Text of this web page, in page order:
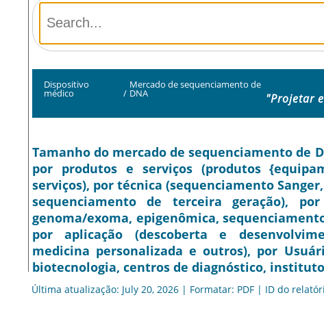
Dispositivo
médico /
Mercado de sequenciamento de
DNA "Projetar
Tamanho do mercado de sequenciamento de
por produtos e serviços (produtos
serviços), por técnica (sequenciamento
sequenciamento de terceira geração),
genoma/exoma, epigenômica,
por aplicação (descoberta e
medicina personalizada e outros), por
biotecnologia, centros de diagnóstico,
Última atualização: July 20, 2026 | Formatar: PDF | ID do